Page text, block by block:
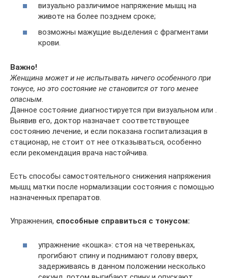
визуально различимое напряжение мышц на
животе на более позднем сроке;
возможны мажущие выделения с фрагментами
крови.
Важно!
Женщина может и не испытывать ничего особенного при
тонусе, но это состояние не становится от того менее
опасным.
Данное состояние диагностируется при визуальном или .
Выявив его, доктор назначает соответствующее
состоянию лечение, и если показана госпитализация в
стационар, не стоит от нее отказываться, особенно
если рекомендация врача настойчива.
Есть способы самостоятельного снижения напряжения
мышц матки после нормализации состояния с помощью
назначенных препаратов.
Упражнения, способные справиться с тонусом:
упражнение «кошка»: стоя на четвереньках,
прогибают спину и поднимают голову вверх,
задерживаясь в данном положении несколько